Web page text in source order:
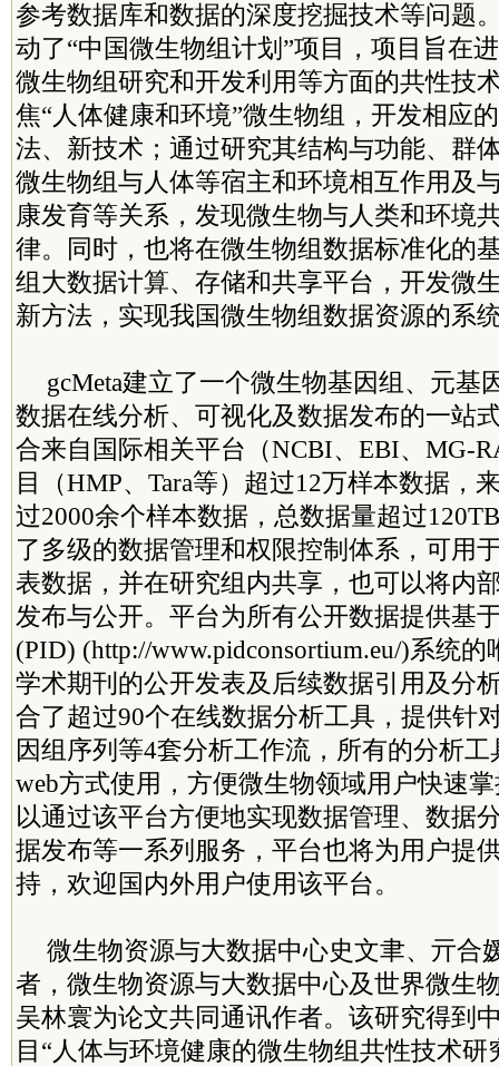
参考数据库和数据的深度挖掘技术等问题
动了“中国微生物组计划”项目，项目旨在
微生物组研究和开发利用等方面的共性技
焦“人体健康和环境”微生物组，开发相应
法、新技术；通过研究其结构与功能、群
微生物组与人体等宿主和环境相互作用及
康发育等关系，发现微生物与人类和环境
律。同时，也将在微生物组数据标准化的
组大数据计算、存储和共享平台，开发微
新方法，实现我国微生物组数据资源的系
gcMeta建立了一个微生物基因组、元基
数据在线分析、可视化及数据发布的一站
合来自国际相关平台（NCBI、EBI、MG-
目（HMP、Tara等）超过12万样本数据，
过2000余个样本数据，总数据量超过
了多级的数据管理和权限控制体系，可用
表数据，并在研究组内共享，也可以将内
发布与公开。平台为所有公开数据提供基
(PID) (http://www.pidconsortium.eu/)系统
学术期刊的公开发表及后续数据引用及分
合了超过90个在线数据分析工具，提供针
因组序列等4套分析工作流，所有的分析
web方式使用，方便微生物领域用户快速
以通过该平台方便地实现数据管理、数据
据发布等一系列服务，平台也将为用户提
持，欢迎国内外用户使用该平台。
微生物资源与大数据中心史文聿、亓合
者，微生物资源与大数据中心及世界微生
吴林寰为论文共同通讯作者。该研究得到
目“人体与环境健康的微生物组共性技术研